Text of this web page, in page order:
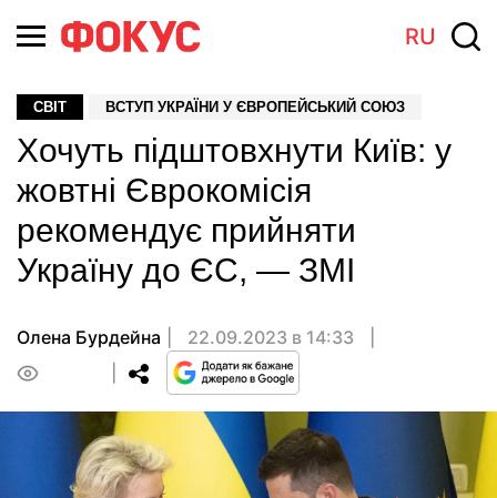
RU
СВІТ ВСТУП УКРАЇНИ У ЄВРОПЕЙСЬКИЙ СОЮЗ
Хочуть підштовхнути Київ: у
жовтні Єврокомісія
рекомендує прийняти
Україну до ЄС, — ЗМІ
Олена Бурдейна
22.09.2023 в 14:33